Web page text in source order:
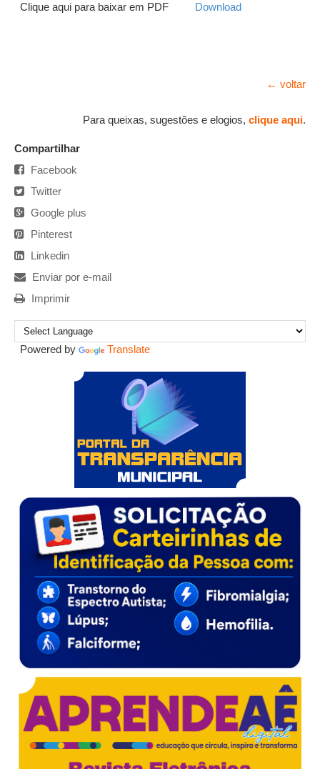
Clique aqui para baixar em PDF Download
← voltar
Para queixas, sugestões e elogios, clique aqui.
Compartilhar
Facebook
Twitter
Google plus
Pinterest
Linkedin
Enviar por e-mail
Imprimir
Powered by Translate